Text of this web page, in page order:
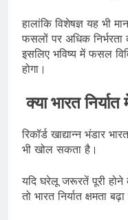
हालांकि विशेषज्ञ यह
फसलों पर अधिक
इसलिए भविष्य में फसल
होगा।
क्या भारत
रिकॉर्ड खाद्यान्न भंडार
भी खोल सकता है।
यदि घरेलू जरूरतें पूरी होने
तो भारत निर्यात क्षमता